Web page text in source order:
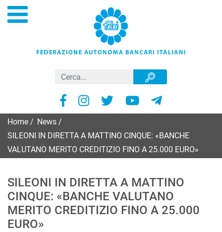
Home News
SILEONI IN DIRETTA A MATTINO CINQUE: «BANCHE
VALUTANO MERITO CREDITIZIO FINO A 25.000 EURO»
SILEONI IN DIRETTA A MATTINO
CINQUE: «BANCHE VALUTANO
MERITO CREDITIZIO FINO A 25.000
EURO»